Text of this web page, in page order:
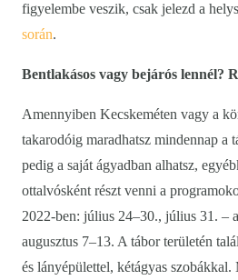
figyelembe veszik, csak jelezd a
során.
Bentlakásos vagy bejárós lennél?
Amennyiben Kecskeméten vagy a
takarodóig maradhatsz mindennap a
pedig a saját ágyadban alhatsz,
ottalvósként részt venni a
2022-ben: július 24–30., július 31. –
augusztus 7–13. A tábor területén
és lányépülettel, kétágyas